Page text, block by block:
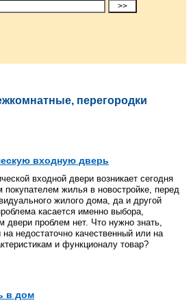
перегородки
входную дверь
входной двери возникает сегодня
покупателем жилья в новостройке, перед
жилого дома, да и другой
касается именно выбора,
двери проблем нет. Что нужно знать,
на недостаточно качественный или на
и функционалу товар?
в дом